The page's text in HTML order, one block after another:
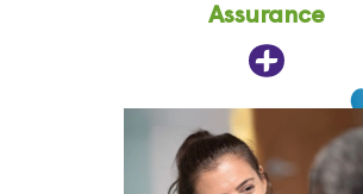
Assurance